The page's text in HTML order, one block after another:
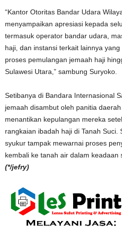
“Kantor Otoritas Bandar Udara
menyampaikan apresiasi kepada
termasuk operator bandar udara,
haji, dan instansi terkait lainnya
proses pemulangan jemaah haji
Sulawesi Utara,” sambung Suryoko.
Setibanya di Bandara Internasional
jemaah disambut oleh panitia
menantikan kepulangan mereka
rangkaian ibadah haji di Tanah Suci.
syukur tampak mewarnai proses
kembali ke tanah air dalam keadaan
(*/jefry)